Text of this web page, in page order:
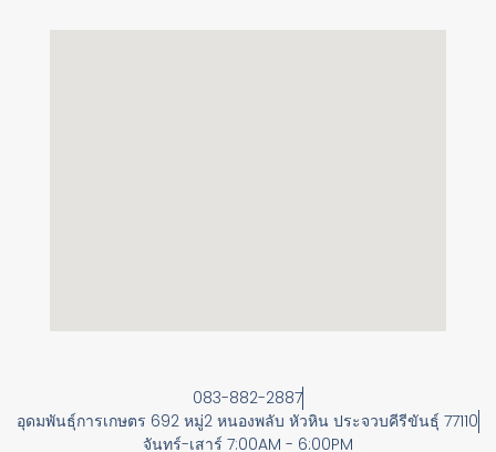
083-882-2887
อุดมพันธุ์การเกษตร 692 หมู่2 หนองพลับ หัวหิน ประจวบคีรีขันธุ์ 77110
จันทร์-เสาร์ 7:00AM - 6:00PM